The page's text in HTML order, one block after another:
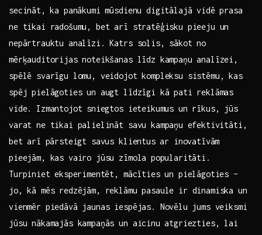
secināt,⁢ ka panākumi mūsdienu ​digitālajā vidē prasa
ne tikai​ radošumu, bet arī stratēģisku pieeju un
nepārtrauktu analīzi. ‌Katrs solis,⁢ sākot no‍
mērķauditorijas noteikšanas līdz kampaņu analīzei,
spēlē‌ svarīgu lomu, veidojot kompleksu sistēmu, kas
spēj‌ pielāgoties un augt līdzīgi ‌kā pati reklāmas
vide. Izmantojot⁣ sniegtos ieteikumus un rīkus, jūs
‍varat ne tikai palielināt savu kampaņu ⁤efektivitāti,
bet arī⁣ pārsteigt savus klientus ⁢ar ‌inovatīvām
pieejām, kas vairo jūsu zīmola⁤ popularitāti.
Turpiniet ⁤eksperimentēt, mācīties un pielāgoties ⁣–
jo, kā mēs ‍redzējām, reklāmu pasaule ir dinamiska un
vienmēr piedāvā ‍jaunas iespējas. ‍Novēlu⁤ jums veiksmi
jūsu nākamajās kampaņās​ un ‍aicinu⁤ atgriezties, lai